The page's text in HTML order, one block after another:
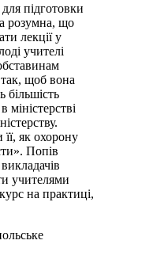
підготовки
розумна, що
лекції у
учителі
щоб вона
більшість
як охорону
Попів
учителями
на практиці,